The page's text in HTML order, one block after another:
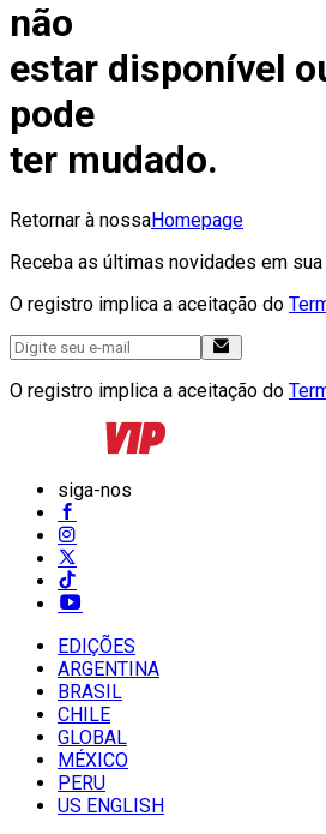
não
estar disponível
pode
ter mudado.
Retornar à nossaHomepage
Receba as últimas novidades em
O registro implica a aceitação do
O registro implica a aceitação do
siga-nos
EDIÇÕES
ARGENTINA
BRASIL
CHILE
GLOBAL
MÉXICO
PERU
US ENGLISH